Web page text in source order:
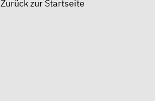
Zurück zur Startseite